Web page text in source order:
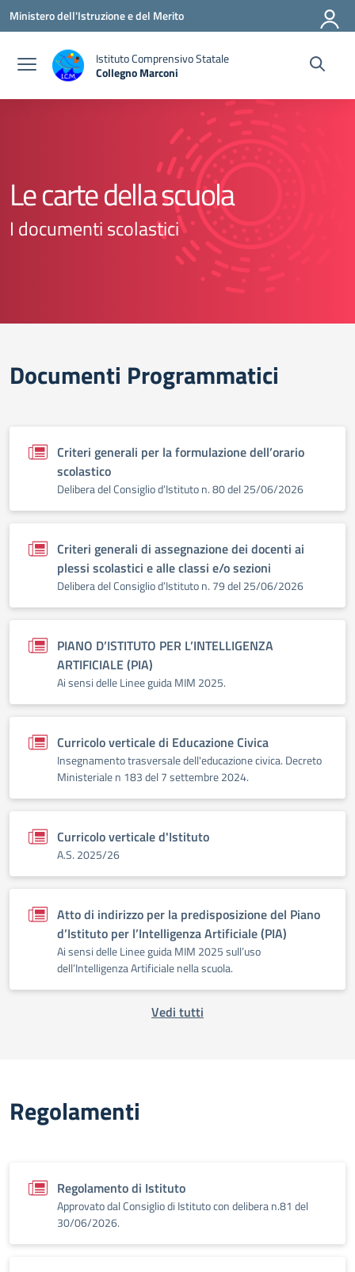
Vai ai contenuti
Vai al menu di navigazione
Vai al footer
Ministero dell'Istruzione e del Merito
Istituto Comprensivo Statale
Collegno Marconi
Le carte della scuola
I documenti scolastici
Documenti Programmatici
Criteri generali per la formulazione dell’orario
scolastico
Delibera del Consiglio d’Istituto n. 80 del 25/06/2026
Criteri generali di assegnazione dei docenti ai
plessi scolastici e alle classi e/o sezioni
Delibera del Consiglio d’Istituto n. 79 del 25/06/2026
PIANO D’ISTITUTO PER L’INTELLIGENZA
ARTIFICIALE (PIA)
Ai sensi delle Linee guida MIM 2025.
Curricolo verticale di Educazione Civica
Insegnamento trasversale dell'educazione civica. Decreto
Ministeriale n 183 del 7 settembre 2024.
Curricolo verticale d'Istituto
A.S. 2025/26
Atto di indirizzo per la predisposizione del Piano
d’Istituto per l’Intelligenza Artificiale (PIA)
Ai sensi delle Linee guida MIM 2025 sull’uso
dell’Intelligenza Artificiale nella scuola.
Vedi tutti
Regolamenti
Regolamento di Istituto
Approvato dal Consiglio di Istituto con delibera n.81 del
30/06/2026.